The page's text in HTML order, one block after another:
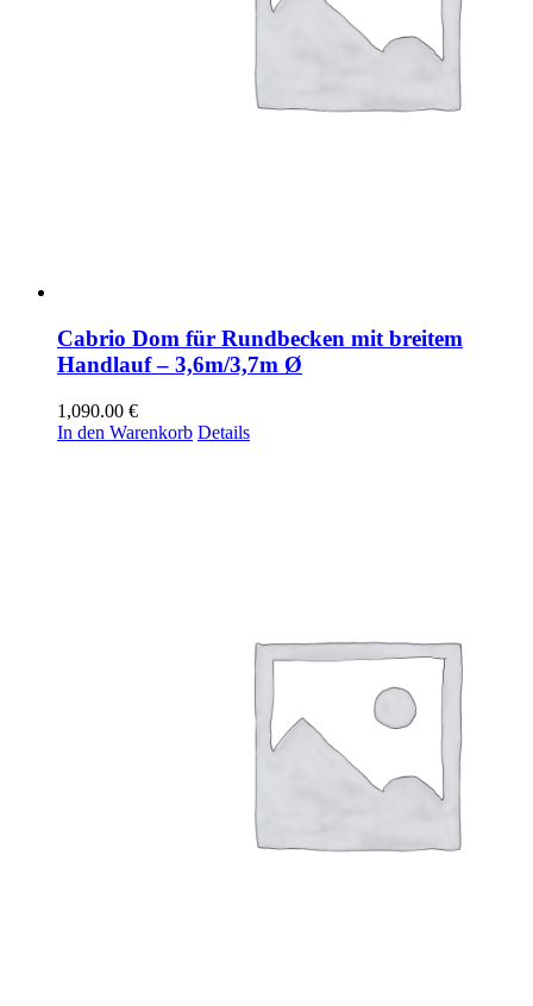
Cabrio Dom für Rundbecken mit breitem
Handlauf – 3,6m/3,7m Ø
1,090.00 €
In den Warenkorb Details